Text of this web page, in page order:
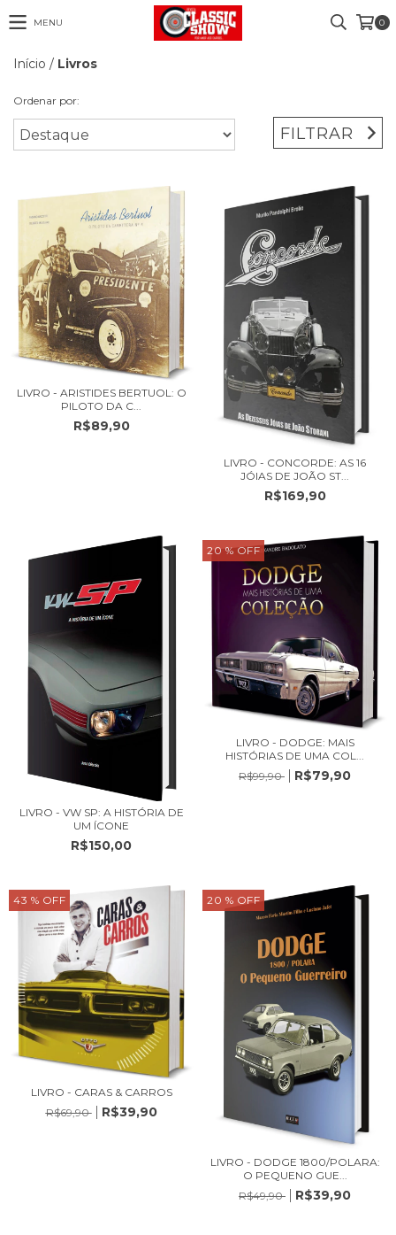
MENU 0
Início / Livros
Ordenar por:
FILTRAR
LIVRO - ARISTIDES BERTUOL: O
PILOTO DA C...
R$89,90
LIVRO - CONCORDE: AS 16
JÓIAS DE JOÃO ST...
R$169,90
LIVRO - VW SP: A HISTÓRIA DE
UM ÍCONE
R$150,00
20% OFF
LIVRO - DODGE: MAIS
HISTÓRIAS DE UMA COL...
R$99,90
R$79,90
43 % OFF
LIVRO - CARAS & CARROS
R$69,90
R$39,90
20 % OFF
LIVRO - DODGE 1800/POLARA:
O PEQUENO GUE...
R$49,90
R$39,90